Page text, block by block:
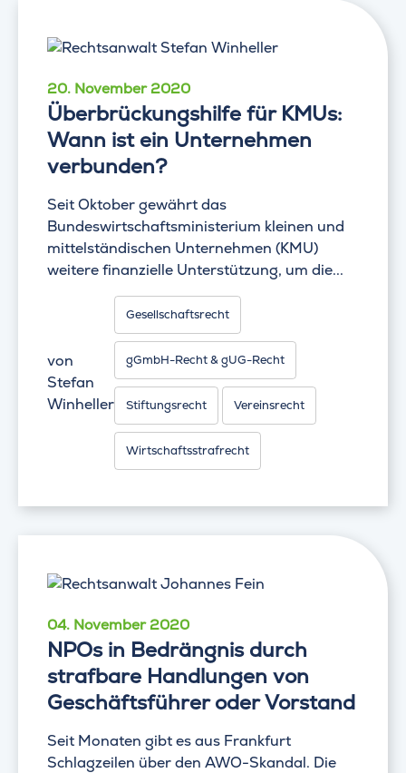
20. November 2020
Überbrückungshilfe für KMUs:
Wann ist ein Unternehmen
verbunden?
Seit Oktober gewährt das
Bundeswirtschaftsministerium kleinen und
mittelständischen Unternehmen (KMU)
weitere finanzielle Unterstützung, um die...
von
Stefan
Winheller
Gesellschaftsrecht
gGmbH-Recht & gUG-Recht
Stiftungsrecht Vereinsrecht
Wirtschaftsstrafrecht
04. November 2020
NPOs in Bedrängnis durch
strafbare Handlungen von
Geschäftsführer oder Vorstand
Seit Monaten gibt es aus Frankfurt
Schlagzeilen über den AWO-Skandal. Die